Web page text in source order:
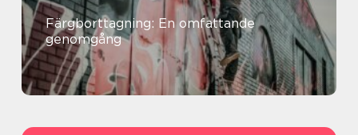
Färgborttagning: En omfattande
genomgång